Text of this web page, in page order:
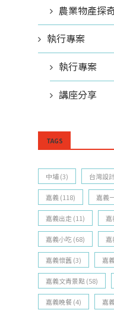
農業物產探
執行專案
執行專案
講座分享
TAGS
中埔(3) 台灣設
嘉義(118) 嘉義
嘉義出走(11) 嘉
嘉義小吃(68) 嘉
嘉義懷舊 (3) 嘉
嘉義文青景點(58)
嘉義晚餐(4) 嘉